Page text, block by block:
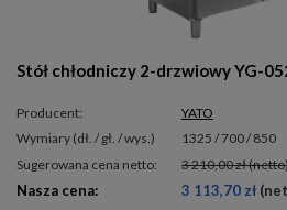
Stół chłodniczy 2-drzwiowy YG-
Producent:
YATO
wymiary (dł. / gł. / wys.)
1325 / 700 / 850
Sugerowana cena netto:
3 210,00 zł
Nasza cena: 3 113,70 zł